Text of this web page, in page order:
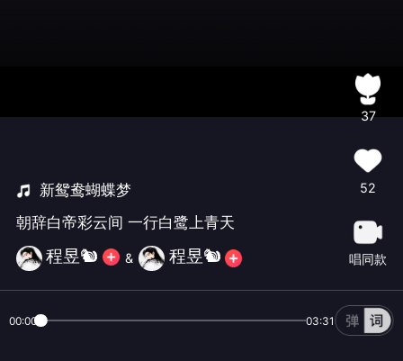
新鸳鸯蝴蝶梦
朝辞白帝彩云间 一行白鹭上青天
程昱🐿️ & 程昱🐿️
37
52
唱同款
00:00 03:31